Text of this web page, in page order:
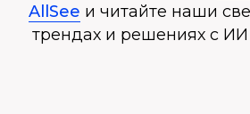
AllSee и читайте наши
трендах и решениях с